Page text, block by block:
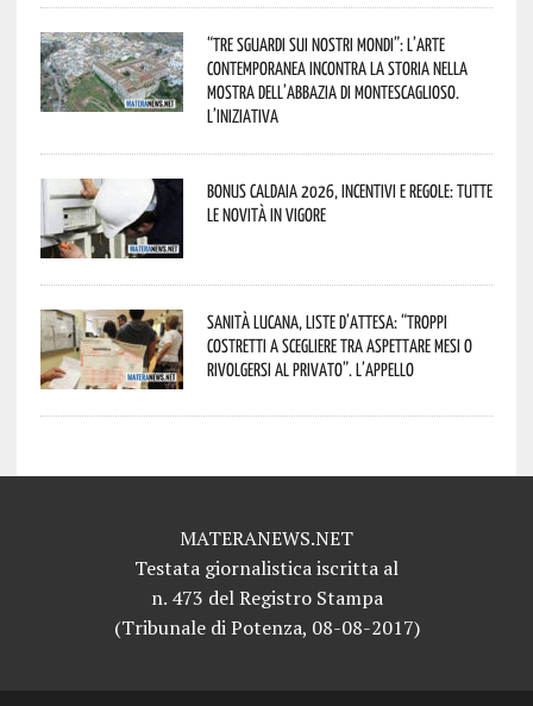
“Tre Sguardi sui Nostri Mondi”: l’arte
contemporanea incontra la storia nella
mostra dell’Abbazia di Montescaglioso.
L’iniziativa
Bonus caldaia 2026, incentivi e regole: tutte
le novità in vigore
Sanità lucana, liste d’attesa: “Troppi
costretti a scegliere tra aspettare mesi o
rivolgersi al privato”. L’appello
MATERANEWS.NET
Testata giornalistica iscritta al
n. 473 del Registro Stampa
(Tribunale di Potenza, 08-08-2017)